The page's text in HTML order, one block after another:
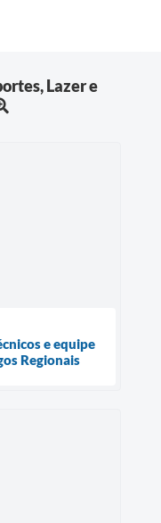
Lazer e
e equipe
Regionais